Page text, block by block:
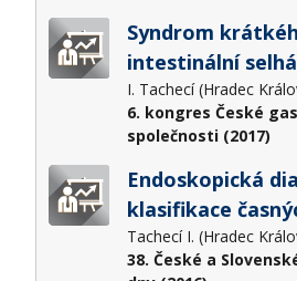
Syndrom
intestinální
I. Tachecí (Hradec
6. kongres České
společnosti (2017)
Endoskopická
klasifikace
Tachecí I. (Hradec
38. České a